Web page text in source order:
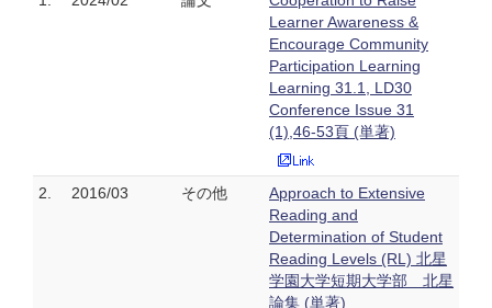
Learner Awareness &
Encourage Community
Participation Learning
Learning 31.1, LD30
Conference Issue 31
(1),46-53頁 (単著)
2. 2016/03 その他
Approach to Extensive
Reading and
Determination of Student
Reading Levels (RL) 北星
学園大学短期大学部 北星
論集 (単著)